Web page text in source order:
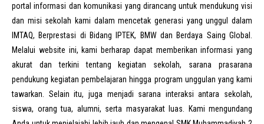
portal informasi dan komunikasi yang dirancang untuk mendukung visi
dan misi sekolah kami dalam mencetak generasi yang unggul dalam
IMTAQ, Berprestasi di Bidang IPTEK, BMW dan Berdaya Saing Global.
Melalui website ini, kami berharap dapat memberikan informasi yang
akurat dan terkini tentang kegiatan sekolah, sarana prasarana
pendukung kegiatan pembelajaran hingga program unggulan yang kami
tawarkan. Selain itu, juga menjadi sarana interaksi antara sekolah,
siswa, orang tua, alumni, serta masyarakat luas. Kami mengundang